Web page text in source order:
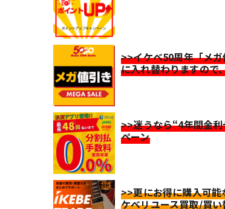
>>イケベ50周年「メ
に入れ替わりますので
>>迷うなら“4年間金
ペーン
>>更にお得に購入可
ケベリユース買取/買